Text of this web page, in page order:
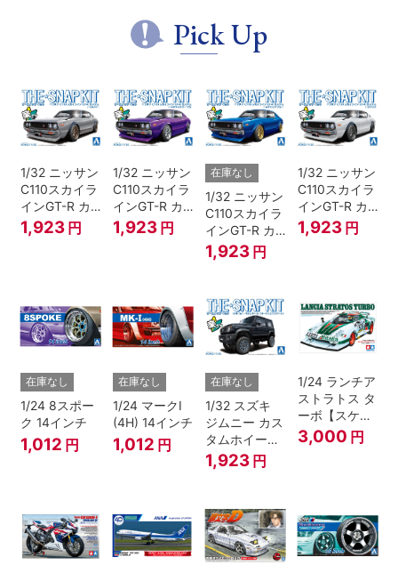
Pick Up
1/32 ニッサン
C110スカイラ
インGT-R カ
スタム(シルバ
ー)
1,923 円
1/32 ニッサン
C110スカイラ
インGT-R カ
スタム(メタリ
ックパープル)
1,923 円
在庫なし
1/32 ニッサン
C110スカイラ
インGT-R カ
スタム(メタリ
ックブルー)
1,923 円
1/32 ニッサン
C110スカイラ
インGT-R カ
スタム(ホワイ
ト)
1,923 円
在庫なし
1/24 8スポー
ク 14インチ
1,012 円
在庫なし
1/24 マークI
(4H) 14インチ
1,012 円
在庫なし
1/32 スズキ
ジムニー カス
タムホイール
(ブルーイッシ
ュブラックパ
1,923 円
1/24 ランチア
ストラトス タ
ーボ【スケー
ルモデル限
定】
3,000 円